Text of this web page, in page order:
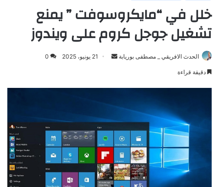
خلل في “مايكروسوفت ” يمنع
تشغيل جوجل كروم على ويندوز
الحدث الافريقي _ مصطفى بوريابة
a
m
a
i
l
21 يونيو، 2025 0
دقيقة قراءة